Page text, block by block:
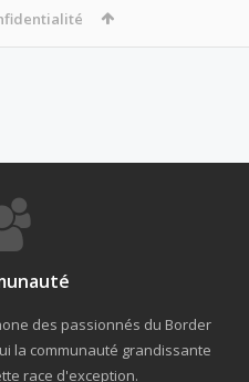
des passionnés du Border
la communauté grandissante
race d'exception.